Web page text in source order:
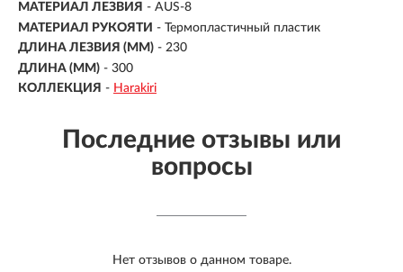
МАТЕРИАЛ ЛЕЗВИЯ - AUS-8
МАТЕРИАЛ РУКОЯТИ - Термопластичный пластик
ДЛИНА ЛЕЗВИЯ (ММ) - 230
ДЛИНА (ММ) - 300
КОЛЛЕКЦИЯ - Harakiri
Последние отзывы или
вопросы
Нет отзывов о данном товаре.